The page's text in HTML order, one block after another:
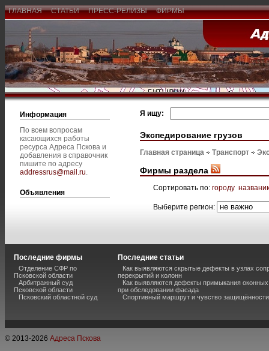
ГЛАВНАЯ СТАТЬИ ПРЕСС-РЕЛИЗЫ ФИРМЫ
Информация
По всем вопросам
касающихся работы
ресурса Адреса Пскова и
добавления в справочник
пишите по адресу
addressrus@mail.ru.
Объявления
Я ищу:
Экспедирование грузов
Главная страница Транспорт
Фирмы раздела
Сортировать по: городу
Выберите регион:
Последние фирмы
Отделение СФР по
Псковской области
Арбитражный суд
Псковской области
Псковский областной суд
Последние статьи
Как выявляются скрытые дефекты в узлах
перекрытий и колонн
Как выявляются дефекты примыкания
при обследовании фасада
Спортивный маршрут и чувство защищённости
© 2013-2026 Адреса Пскова